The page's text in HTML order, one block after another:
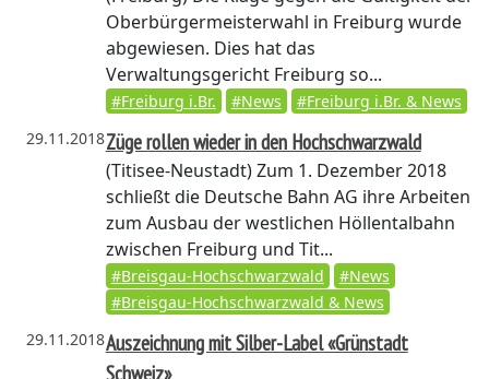
Oberbürgermeisterwahl in Freiburg wurde
abgewiesen. Dies hat das
Verwaltungsgericht Freiburg so...
#Freiburg i.Br. #News
#Freiburg i.Br. & News
29.11.2018Züge rollen wieder in den Hochschwarzwald
(Titisee-Neustadt)Zum 1. Dezember 2018
schließt die Deutsche Bahn AG ihre Arbeiten
zum Ausbau der westlichen Höllentalbahn
zwischen Freiburg und Tit...
#Breisgau-Hochschwarzwald
#News
#Breisgau-Hochschwarzwald & News
29.11.2018Auszeichnung mit Silber-Label «Grünstadt
Schweiz»